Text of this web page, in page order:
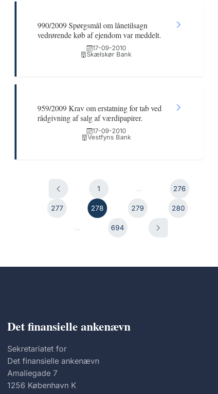
990/2009 Spørgsmål om lånetilsagn
vedrørende køb af ejendom var meddelt.
17-09-2010
Skælskør Bank
959/2009 Krav om erstatning for tab ved
rådgivning af salg af værdipapirer.
17-09-2010
Vestfyns Bank
1 ... 276
277 278 279 280
... 694
Det finansielle ankenævn
Sekretariatet for
Det finansielle ankenævn
Amaliegade 7
1256 København K